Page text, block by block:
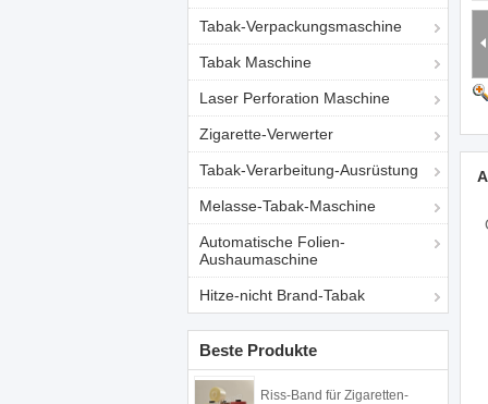
Tabak-Verpackungsmaschine
Tabak Maschine
Laser Perforation Maschine
Zigarette-Verwerter
Tabak-Verarbeitung-Ausrüstung
Melasse-Tabak-Maschine
Automatische Folien-
Aushaumaschine
Hitze-nicht Brand-Tabak
Beste Produkte
Riss-Band für Zigaretten-